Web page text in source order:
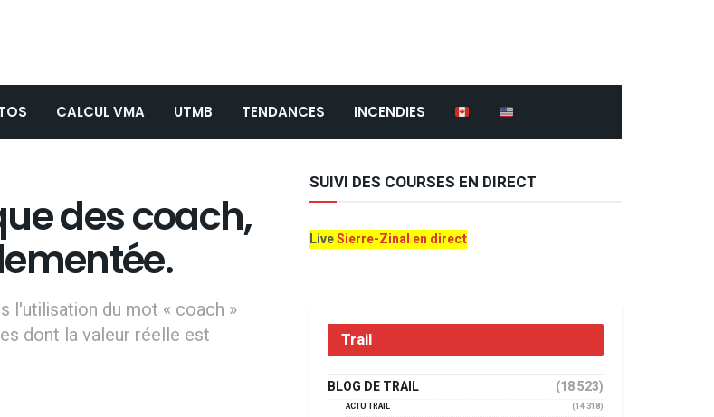
CALCUL VMA UTMB TENDANCES INCENDIES
des coach,
l'utilisation du mot « coach »
dont la valeur réelle est
SUIVI DES COURSES EN DIRECT
LiveSierre-Zinal en direct
Trail
BLOG DE TRAIL (18 523)
ACTU TRAIL
(14 318)